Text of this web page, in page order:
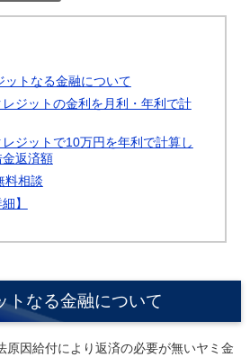
ットなる金融について
ジットの金利を月利・年利で計
ジットで10万円を年利で計算し
返済額
料相談
】
トなる金融について
原因給付により返済の必要が無いヤミ金